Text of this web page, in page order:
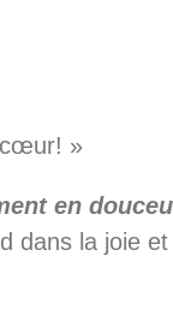
cœur! »
en
dans la joie et